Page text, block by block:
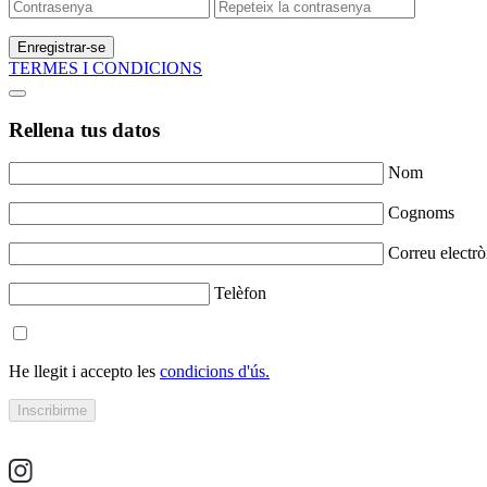
Enregistrar-se
TERMES I CONDICIONS
Rellena tus datos
Nom
Cognoms
Correu
Telèfon
He llegit i accepto les condicions d'ús.